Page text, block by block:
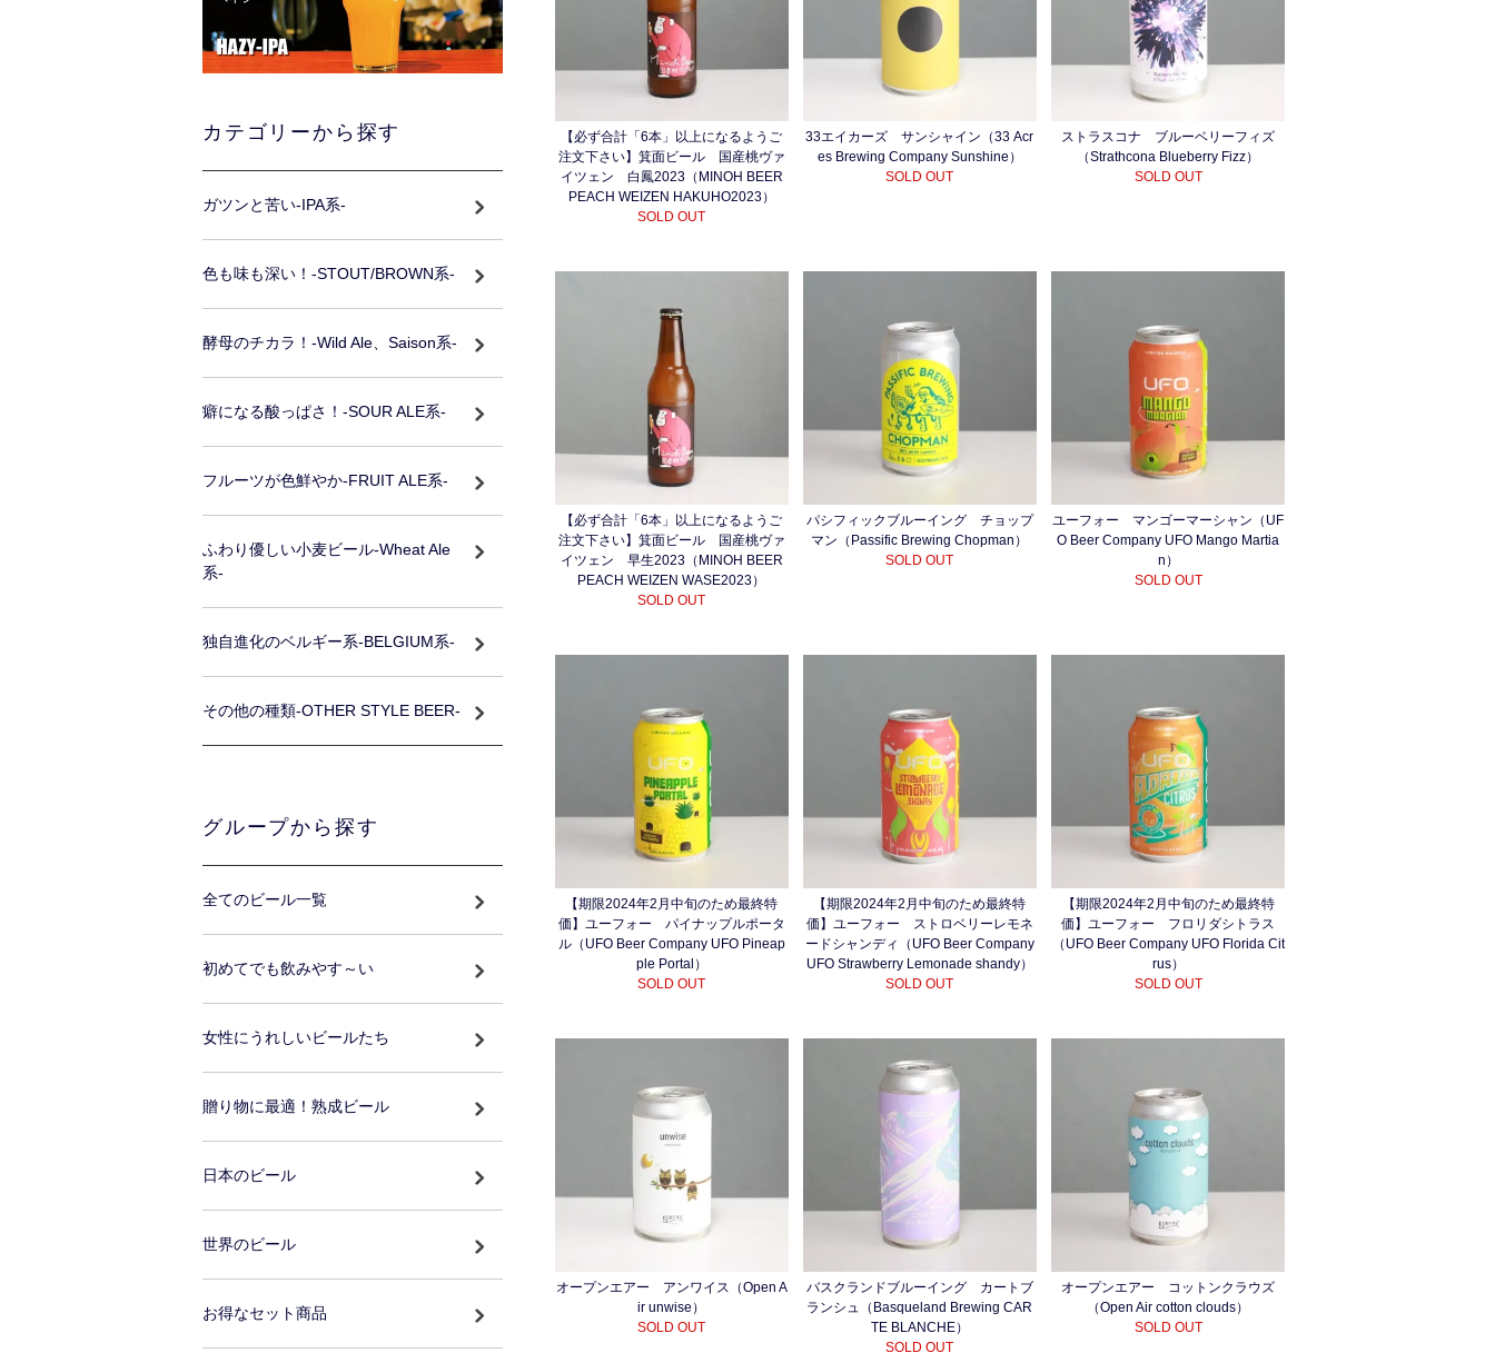
【必ず合計「6本」以上になるようご
注文下さい】箕面ビール 国産桃ヴァ
イツェン 白鳳2023（MINOH BEER
PEACH WEIZEN HAKUHO2023）
SOLD OUT
33エイカーズ サンシャイン（33 Acr
es Brewing Company Sunshine）
SOLD OUT
ストラスコナ ブルーベリーフィズ
（Strathcona Blueberry Fizz）
SOLD OUT
【必ず合計「6本」以上になるようご
注文下さい】箕面ビール 国産桃ヴァ
イツェン 早生2023（MINOH BEER
PEACH WEIZEN WASE2023）
SOLD OUT
パシフィックブルーイング チョップ
マン（Passific Brewing Chopman）
SOLD OUT
ユーフォー マンゴーマーシャン（UF
O Beer Company UFO Mango Martia
n）
SOLD OUT
【期限2024年2月中旬のため最終特
価】ユーフォー パイナップルポータ
ル（UFO Beer Company UFO Pineap
ple Portal）
SOLD OUT
【期限2024年2月中旬のため最終特
価】ユーフォー ストロベリーレモネ
ードシャンディ（UFO Beer Company
UFO Strawberry Lemonade shandy）
SOLD OUT
【期限2024年2月中旬のため最終特
価】ユーフォー フロリダシトラス
（UFO Beer Company UFO Florida Cit
rus）
SOLD OUT
オープンエアー アンワイス（Open A
ir unwise）
SOLD OUT
バスクランドブルーイング カートブ
ランシュ（Basqueland Brewing CAR
TE BLANCHE）
SOLD OUT
オープンエアー コットンクラウズ
（Open Air cotton clouds）
SOLD OUT
カテゴリーから探す
ガツンと苦い-IPA系-
色も味も深い！-STOUT/BROWN系-
酵母のチカラ！-Wild Ale、Saison系-
癖になる酸っぱさ！-SOUR ALE系-
フルーツが色鮮やか-FRUIT ALE系-
ふわり優しい小麦ビール-Wheat Ale
系-
独自進化のベルギー系-BELGIUM系-
その他の種類-OTHER STYLE BEER-
グループから探す
全てのビール一覧
初めてでも飲みやす～い
女性にうれしいビールたち
贈り物に最適！熟成ビール
日本のビール
世界のビール
お得なセット商品